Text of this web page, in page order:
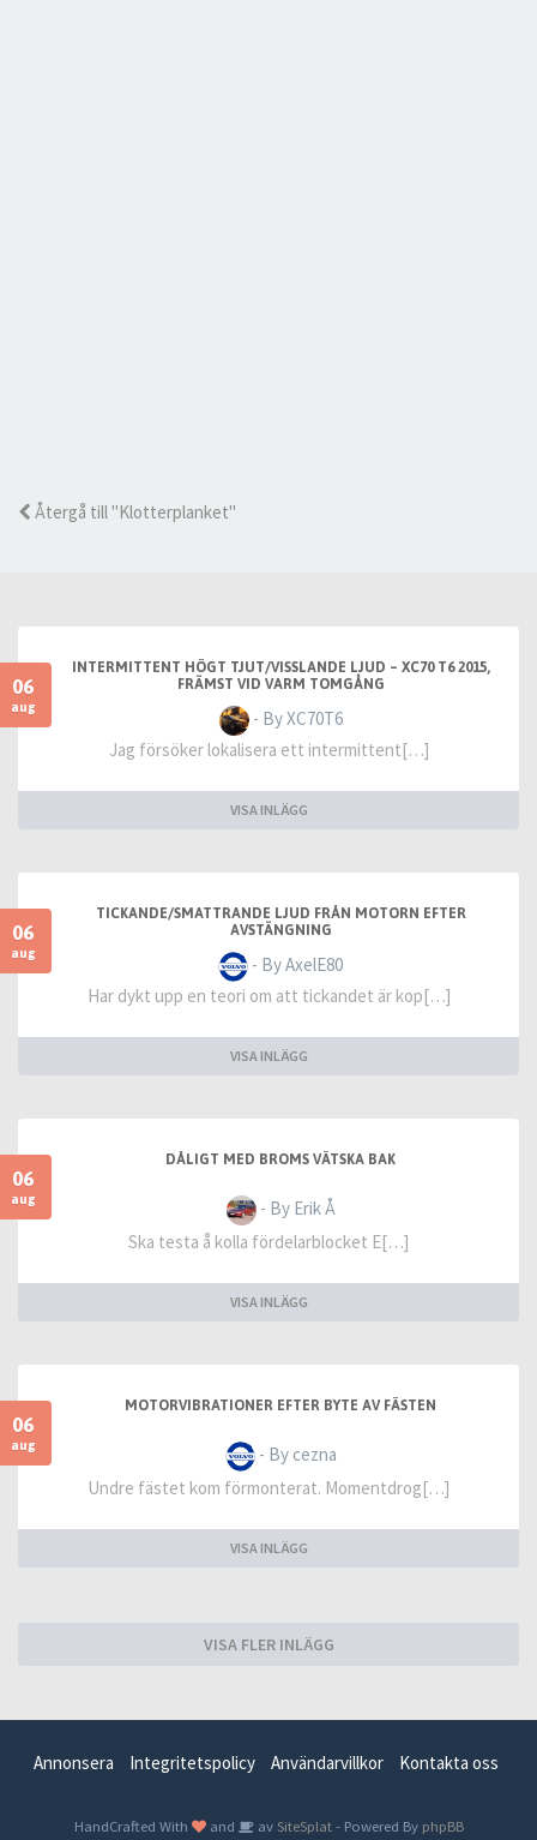
Återgå till "Klotterplanket"
06
aug
INTERMITTENT HÖGT TJUT/VISSLANDE LJUD – XC70 T6 2015,
FRÄMST VID VARM TOMGÅNG
- By XC70T6
Jag försöker lokalisera ett intermittent[…]
VISA INLÄGG
06
aug
TICKANDE/SMATTRANDE LJUD FRÅN MOTORN EFTER
AVSTÄNGNING
- By AxelE80
Har dykt upp en teori om att tickandet är kop[…]
VISA INLÄGG
06
aug
DÅLIGT MED BROMS VÄTSKA BAK
- By Erik Å
Ska testa å kolla fördelarblocket E[…]
VISA INLÄGG
06
aug
MOTORVIBRATIONER EFTER BYTE AV FÄSTEN
- By cezna
Undre fästet kom förmonterat. Momentdrog[…]
VISA INLÄGG
VISA FLER INLÄGG
Annonsera Integritetspolicy Användarvillkor Kontakta oss
HandCrafted With and avSiteSplat- Powered By phpBB